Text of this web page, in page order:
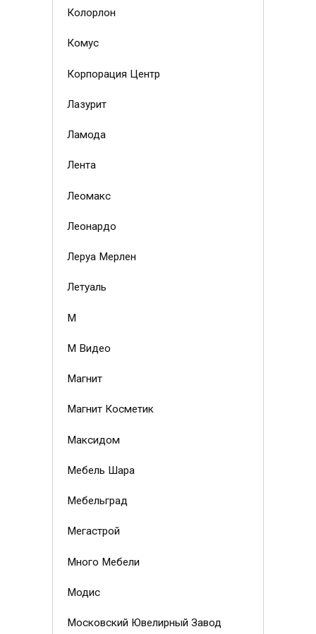
Колорлон
Комус
Корпорация Центр
Лазурит
Ламода
Лента
Леомакс
Леонардо
Леруа Мерлен
Летуаль
М
М Видео
Магнит
Магнит Косметик
Максидом
Мебель Шара
Мебельград
Мегастрой
Много Мебели
Модис
Московский Ювелирный Завод